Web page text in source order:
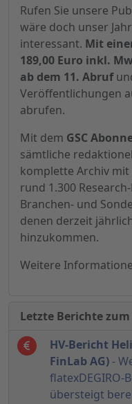
Rufen Sie unsere
wäre doch unser
interessant. Mit
189,00 Euro inkl.
ab dem 11. Abruf
Veröffentlichungen
abrufen.
Mit dem GSC
sämtliche
komplette Archiv mit
rund 1.300
Branchen- und
denen derzeit
hinzukommen.
Weitere
Letzte Berichte
HV-Bericht
FinLab AG) -
flatexDEGIRO-
übersteigt